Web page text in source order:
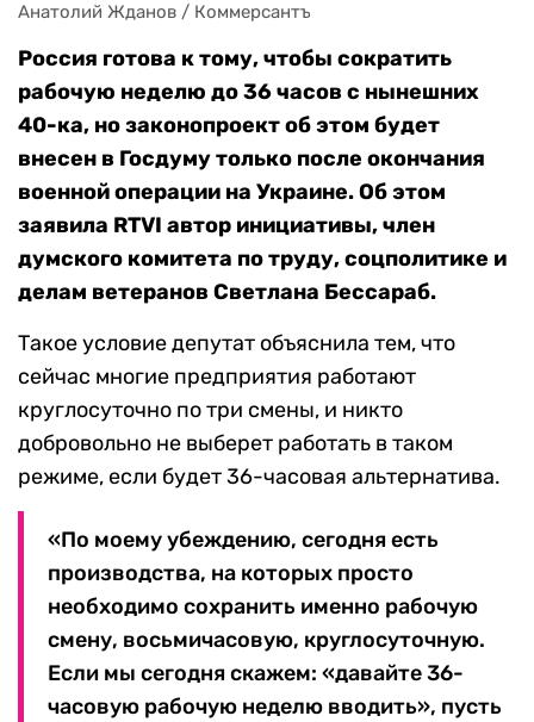
Анатолий Жданов / Коммерсантъ
Россия готова к тому, чтобы сократить
рабочую неделю до 36 часов с нынешних
40-ка, но законопроект об этом будет
внесен в Госдуму только после окончания
военной операции на Украине. Об этом
заявила RTVI автор инициативы, член
думского комитета по труду, соцполитике и
делам ветеранов Светлана Бессараб.
Такое условие депутат объяснила тем, что
сейчас многие предприятия работают
круглосуточно по три смены, и никто
добровольно не выберет работать в таком
режиме, если будет 36-часовая альтернатива.
«По моему убеждению, сегодня есть
производства, на которых просто
необходимо сохранить именно рабочую
смену, восьмичасовую, круглосуточную.
Если мы сегодня скажем: «давайте 36-
часовую рабочую неделю вводить», пусть